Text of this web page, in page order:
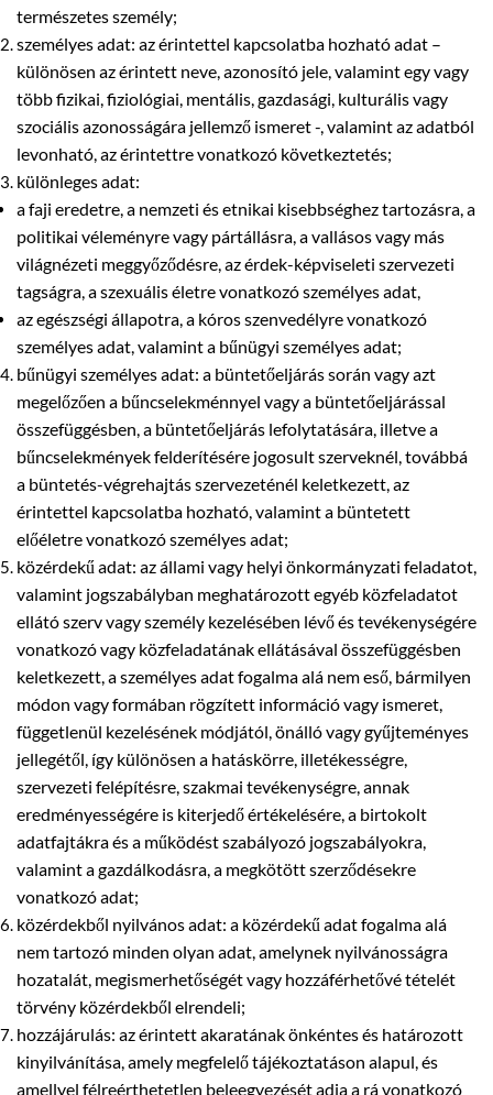
természetes személy;
személyes adat: az érintettel kapcsolatba hozható adat –
különösen az érintett neve, azonosító jele, valamint egy vagy
több fizikai, fiziológiai, mentális, gazdasági, kulturális vagy
szociális azonosságára jellemző ismeret -, valamint az adatból
levonható, az érintettre vonatkozó következtetés;
különleges adat:
a faji eredetre, a nemzeti és etnikai kisebbséghez tartozásra, a
politikai véleményre vagy pártállásra, a vallásos vagy más
világnézeti meggyőződésre, az érdek-képviseleti szervezeti
tagságra, a szexuális életre vonatkozó személyes adat,
az egészségi állapotra, a kóros szenvedélyre vonatkozó
személyes adat, valamint a bűnügyi személyes adat;
bűnügyi személyes adat: a büntetőeljárás során vagy azt
megelőzően a bűncselekménnyel vagy a büntetőeljárással
összefüggésben, a büntetőeljárás lefolytatására, illetve a
bűncselekmények felderítésére jogosult szerveknél, továbbá
a büntetés-végrehajtás szervezeténél keletkezett, az
érintettel kapcsolatba hozható, valamint a büntetett
előéletre vonatkozó személyes adat;
közérdekű adat: az állami vagy helyi önkormányzati feladatot,
valamint jogszabályban meghatározott egyéb közfeladatot
ellátó szerv vagy személy kezelésében lévő és tevékenységére
vonatkozó vagy közfeladatának ellátásával összefüggésben
keletkezett, a személyes adat fogalma alá nem eső, bármilyen
módon vagy formában rögzített információ vagy ismeret,
függetlenül kezelésének módjától, önálló vagy gyűjteményes
jellegétől, így különösen a hatáskörre, illetékességre,
szervezeti felépítésre, szakmai tevékenységre, annak
eredményességére is kiterjedő értékelésére, a birtokolt
adatfajtákra és a működést szabályozó jogszabályokra,
valamint a gazdálkodásra, a megkötött szerződésekre
vonatkozó adat;
közérdekből nyilvános adat: a közérdekű adat fogalma alá
nem tartozó minden olyan adat, amelynek nyilvánosságra
hozatalát, megismerhetőségét vagy hozzáférhetővé tételét
törvény közérdekből elrendeli;
hozzájárulás: az érintett akaratának önkéntes és határozott
kinyilvánítása, amely megfelelő tájékoztatáson alapul, és
amellyel félreérthetetlen beleegyezését adja a rá vonatkozó